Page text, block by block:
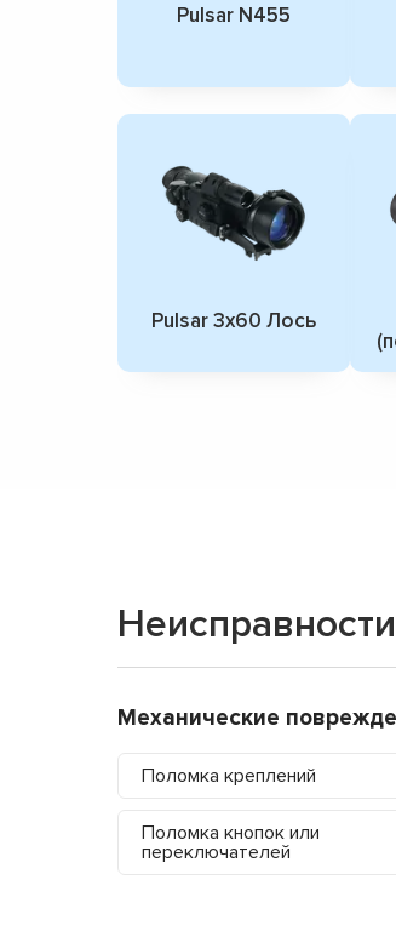
Pulsar N455
Pulsar 3x60 Лось
Механические
Поломка креплений
Поломка кнопок или
переключателей